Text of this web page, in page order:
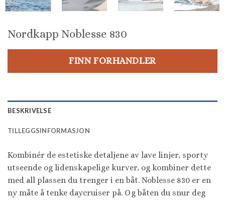
Nordkapp Noblesse 830
FINN FORHANDLER
BESKRIVELSE
TILLEGGSINFORMASJON
Kombinér de estetiske detaljene av lave linjer, sporty
utseende og lidenskapelige kurver, og kombiner dette
med all plassen du trenger i en båt. Noblesse 830 er en
ny måte å tenke daycruiser på. Og båten du snur deg